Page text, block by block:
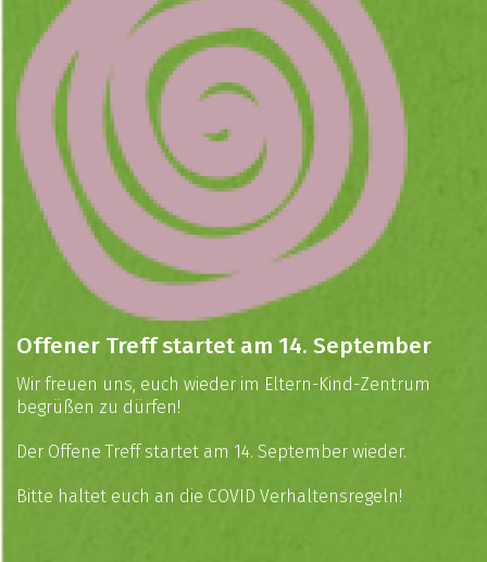
Offener Treff startet am 14. September
Wir freuen uns, euch wieder im Eltern-Kind-Zentrum
begrüßen zu dürfen!
Der Offene Treff startet am 14. September wieder.
Bitte haltet euch an die COVID Verhaltensregeln!